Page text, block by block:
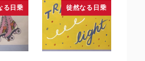
る日乗 徒然なる日乗